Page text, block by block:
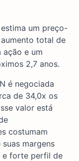
um preço-
total de
ação e um
2,7 anos.
é negociada
de 34,0x os
valor está
costumam
margens
e forte perfil de